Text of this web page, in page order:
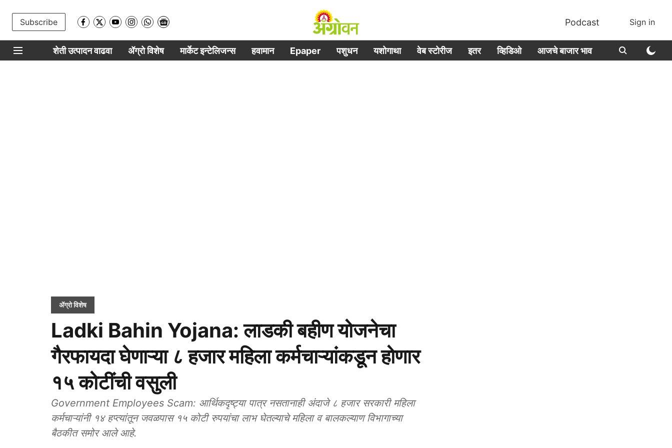
Subscribe Podcast Sign in
शेती उत्पादन वाढवा ॲग्रो विशेष मार्केट इन्टेलिजन्स हवामान Epaper पशुधन यशोगाथा वेब स्टोरीज इतर व्हिडिओ आजचे बाजार भाव
ॲग्रो विशेष
Ladki Bahin Yojana: लाडकी बहीण योजनेचा
गैरफायदा घेणाऱ्या ८ हजार महिला कर्मचाऱ्यांकडून होणार
१५ कोटींची वसुली
Government Employees Scam: आर्थिकदृष्ट्या पात्र नसतानाही अंदाजे ८ हजार सरकारी महिला
कर्मचाऱ्यांनी १४ हप्त्यांतून जवळपास १५ कोटी रुपयांचा लाभ घेतल्याचे महिला व बालकल्याण विभागाच्या
बैठकीत समोर आले आहे.